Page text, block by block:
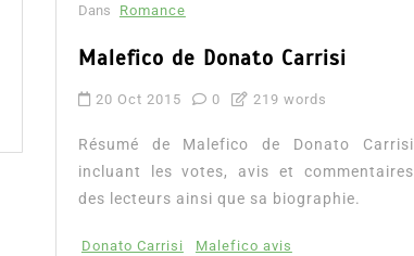
Dans Romance
Malefico de Donato Carrisi
20 Oct 2015 0 219 words
Résumé de Malefico de Donato Carrisi
incluant les votes, avis et commentaires
des lecteurs ainsi que sa biographie.
Donato Carrisi
Malefico avis